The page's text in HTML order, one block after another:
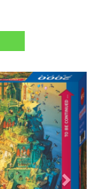
Next